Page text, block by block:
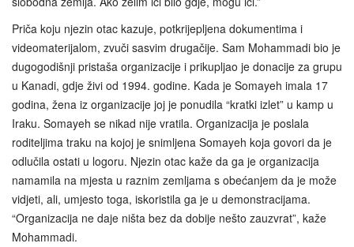
Priča koju njezin otac kazuje, potkrijepljena dokumentima i
videomaterijalom, zvuči sasvim drugačije. Sam Mohammadi bio je
dugogodišnji pristaša organizacije i prikupljao je donacije za grupu
u Kanadi, gdje živi od 1994. godine. Kada je Somayeh imala 17
godina, žena iz organizacije joj je ponudila “kratki izlet” u kamp u
Iraku. Somayeh se nikad nije vratila. Organizacija je poslala
roditeljima traku na kojoj je snimljena Somayeh koja govori da je
odlučila ostati u logoru. Njezin otac kaže da ga je organizacija
namamila na mjesta u raznim zemljama s obećanjem da je može
vidjeti, ali, umjesto toga, iskoristila ga je u demonstracijama.
“Organizacija ne daje ništa bez da dobije nešto zauzvrat”, kaže
Mohammadi.